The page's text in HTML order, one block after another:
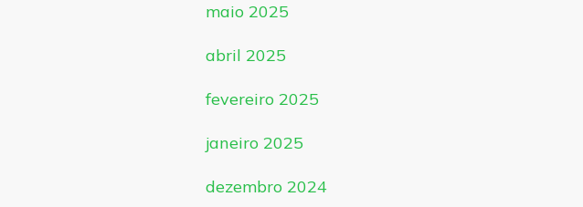
maio 2025
abril 2025
fevereiro 2025
janeiro 2025
dezembro 2024